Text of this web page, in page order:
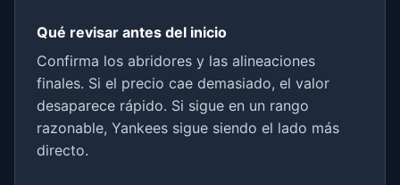
Qué revisar antes del inicio
Confirma los abridores y las alineaciones
finales. Si el precio cae demasiado, el valor
desaparece rápido. Si sigue en un rango
razonable, Yankees sigue siendo el lado más
directo.